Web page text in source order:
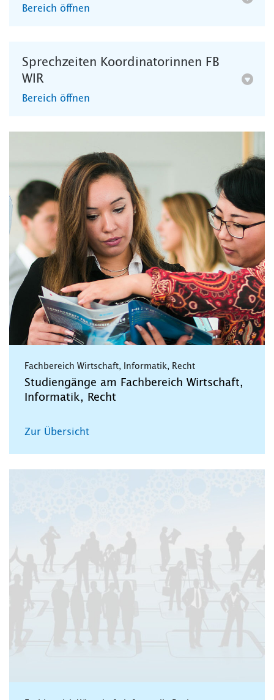
Bereich öffnen
Sprechzeiten Koordinatorinnen FB
WIR
Bereich öffnen
Fachbereich Wirtschaft, Informatik, Recht
Studiengänge am Fachbereich Wirtschaft,
Informatik, Recht
Zur Übersicht